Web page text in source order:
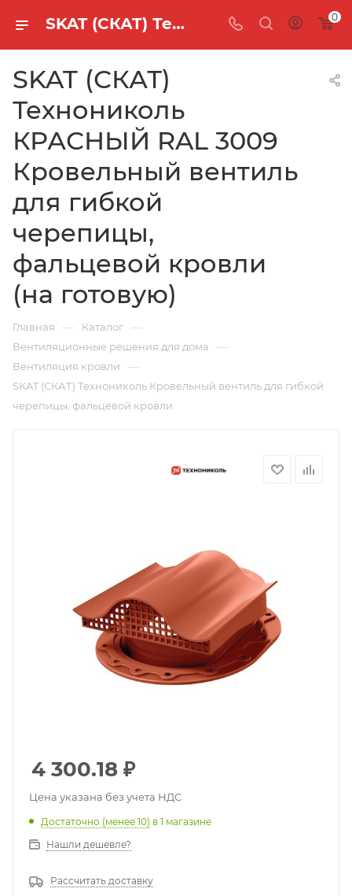
SKAT (СКАТ) Технониколь КРАСНЫЙ RAL 3009 Кровельный вентиль для гибкой черепицы, фальцевой кровли (на готовую) 0
SKAT (СКАТ)
Технониколь
КРАСНЫЙ RAL 3009
Кровельный вентиль
для гибкой
черепицы,
фальцевой кровли
(на готовую)
Главная — Каталог —
Вентиляционные решения для дома —
Вентиляция кровли —
SKAT (СКАТ) Технониколь Кровельный вентиль для гибкой
черепицы, фальцевой кровли
4 300.18 ₽
Цена указана без учета НДС
Достаточно (менее 10) в 1 магазине
Нашли дешевле?
Рассчитать доставку